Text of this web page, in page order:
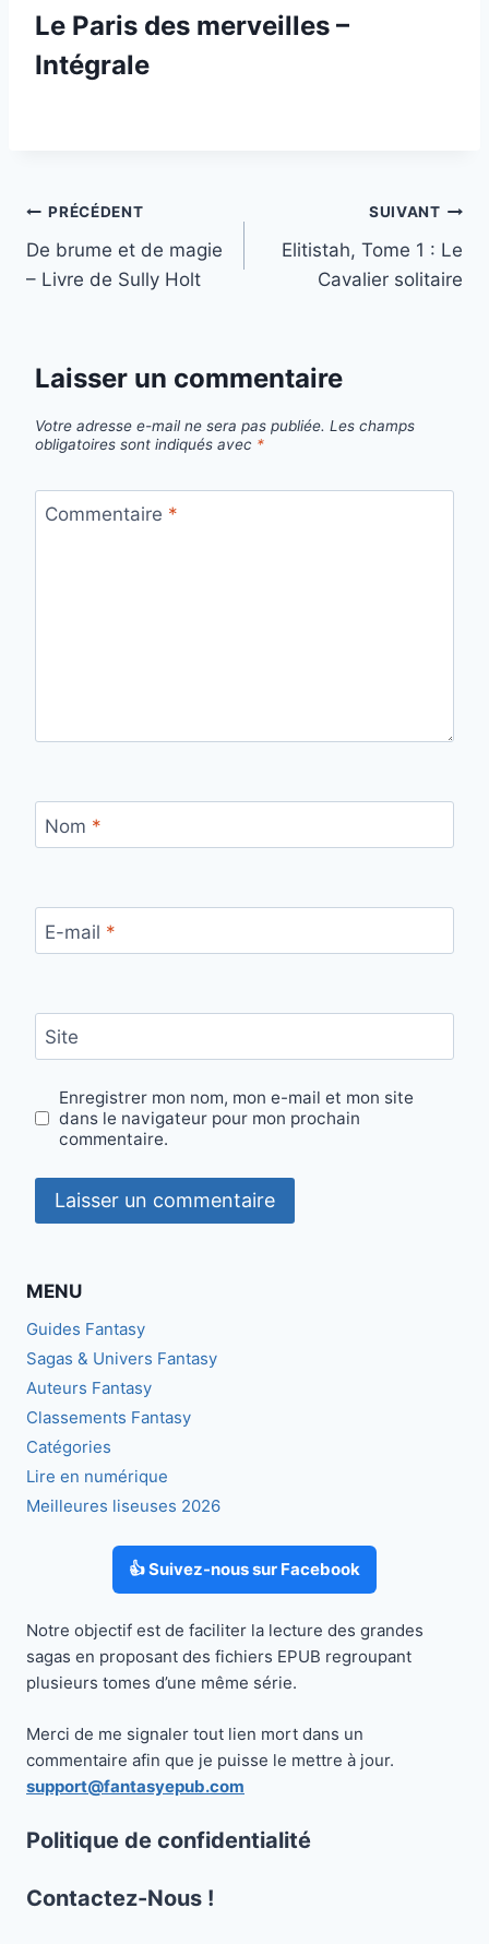
Le Paris des merveilles –
Intégrale
Navigation
de
PRÉCÉDENT
De brume et de magie
– Livre de Sully Holt
SUIVANT
Elitistah, Tome 1 : Le
Cavalier solitaire
Laisser un commentaire
Votre adresse e-mail ne sera pas publiée. Les champs
obligatoires sont indiqués avec *
Commentaire *
Nom *
E-mail *
Site
Enregistrer mon nom, mon e-mail et mon site
dans le navigateur pour mon prochain
commentaire.
MENU
Guides Fantasy
Sagas & Univers Fantasy
Auteurs Fantasy
Classements Fantasy
Catégories
Lire en numérique
Meilleures liseuses 2026
👍 Suivez-nous sur Facebook
Notre objectif est de faciliter la lecture des grandes
sagas en proposant des fichiers EPUB regroupant
plusieurs tomes d’une même série.
Merci de me signaler tout lien mort dans un
commentaire afin que je puisse le mettre à jour.
support@fantasyepub.com
Politique de confidentialité
Contactez-Nous !